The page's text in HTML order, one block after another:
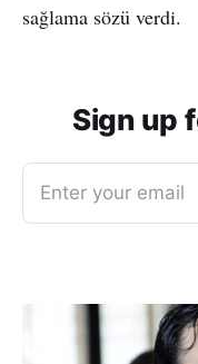
sağlama sözü verdi.
Sign up
Enter your email